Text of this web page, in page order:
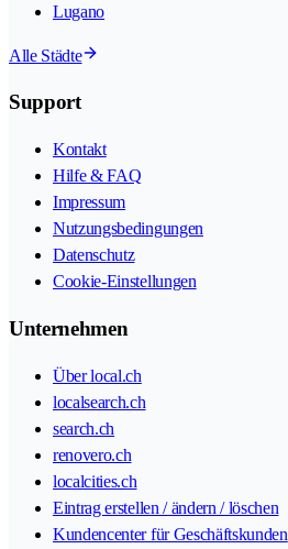
Lugano
Alle Städte
Support
Kontakt
Hilfe & FAQ
Impressum
Nutzungsbedingungen
Datenschutz
Cookie-Einstellungen
Unternehmen
Über local.ch
localsearch.ch
search.ch
renovero.ch
localcities.ch
Eintrag erstellen / ändern / löschen
Kundencenter für Geschäftskunden